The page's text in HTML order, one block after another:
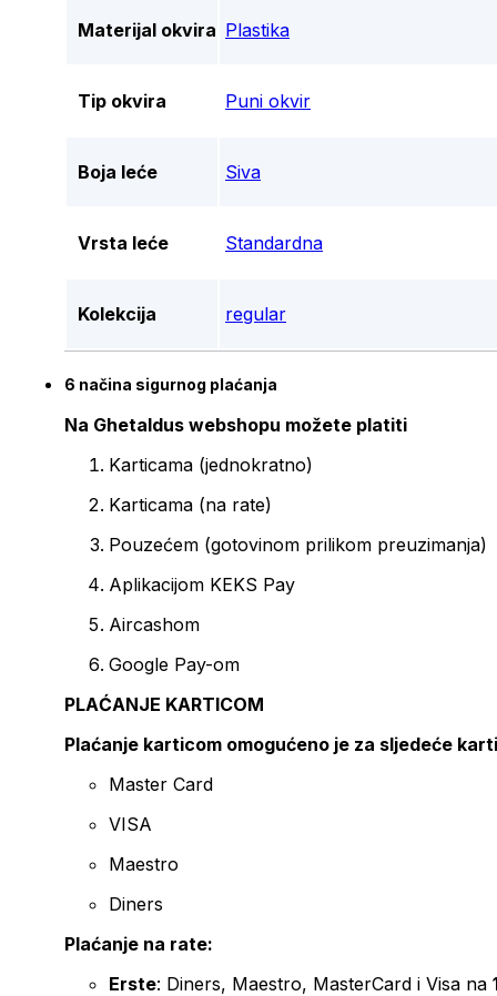
Materijal okvira Plastika
Tip okvira Puni okvir
Boja leće Siva
Vrsta leće Standardna
Kolekcija regular
6 načina sigurnog plaćanja
Na Ghetaldus webshopu možete platiti
Karticama (jednokratno)
Karticama (na rate)
Pouzećem (gotovinom prilikom preuzimanja)
Aplikacijom KEKS Pay
Aircashom
Google Pay-om
PLAĆANJE KARTICOM
Plaćanje karticom omogućeno je za sljedeće
Master Card
VISA
Maestro
Diners
Plaćanje na rate:
Erste: Diners, Maestro, MasterCard i Visa na